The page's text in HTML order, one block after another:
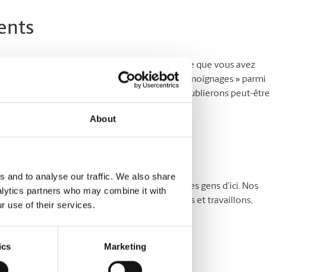
About
and to analyse our traffic. We also share
partners who may combine it with
use of their services.
Marketing
pas ici. Vous aimeriez parler de l’expérience que vous avez
Pour nous joindre, sélectionnez « Témoignages » parmi
histoire. Avec votre consentement, nous publierons peut-être
de franchises détenues et exploitées par des gens d’ici. Nos
à cœur. Après tout, c’est ici que nous vivons et travaillons,
vous offrons pour vous simplifier la vie !